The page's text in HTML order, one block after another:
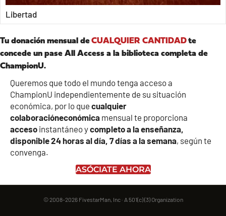
Libertad
Tu donación mensual deCUALQUIER CANTIDADte
concede un pase All Access a la biblioteca completa de
ChampionU.
Queremos que todo el mundo tenga acceso a
ChampionU independientemente de su situación
económica, por lo que cualquier
colaboracióneconómica mensual te proporciona
acceso instantáneo ycompleto a la enseñanza,
disponible 24 horas al día, 7 días a la semana, según te
convenga.
ASÓCIATE AHORA
© 2008-2026 FivestarMan, Inc · A 501(c) (3) Organization